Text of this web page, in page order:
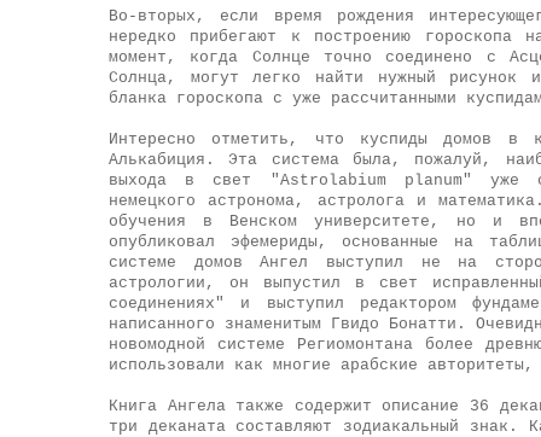
Во-вторых, если время рождения
нередко прибегают к построению
момент, когда Солнце точно соединено с
Солнца, могут легко найти нужный
бланка гороскопа с уже рассчитанными
Интересно отметить, что куспиды домов в
Алькабиция. Эта система была, пожалуй,
выхода в свет "Astrolabium planum" уже
немецкого астронома, астролога и
обучения в Венском университете, но и
опубликовал эфемериды, основанные на
системе домов Ангел выступил не на
астрологии, он выпустил в свет
соединениях" и выступил редактором
написанного знаменитым Гвидо Бонатти.
новомодной системе Региомонтана более
использовали как многие арабские
Книга Ангела также содержит описание 36
три деканата составляют зодиакальный знак.